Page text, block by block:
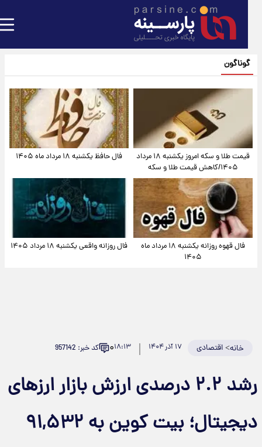
گوناگون
قیمت طلا و سکه امروز یکشنبه ۱۸ مرداد
۱۴۰۵/کاهش قیمت طلا و سکه
فال حافظ یکشنبه ۱۸ مرداد ماه ۱۴۰۵
فال قهوه روزانه یکشنبه ۱۸ مرداد ماه
۱۴۰۵
فال روزانه واقعی یکشنبه ۱۸ مرداد ۱۴۰۵
خانه>اقتصادی ۱۸:۱۳۰ کد خبر: 957142
رشد ۲.۲ درصدی ارزش بازار ارزهای
دیجیتال؛ بیت‌ کوین به ۹۱,۵۳۲